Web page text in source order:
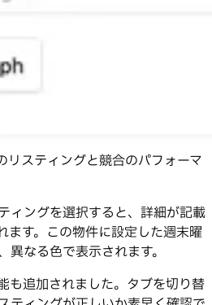
リスティングと競合のパフォーマ
ィングを選択すると、詳細が記載
ます。この物件に設定した週末曜
なる色で表示されます。
も追加されました。タブを切り替